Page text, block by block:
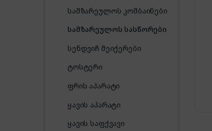
სამზარეულოს კომბაინები
სამზარეულოს სასწორები
სენდვიჩ მეიქერები
ტოსტერი
ფრის აპარატი
ყავის აპარატი
ყავის საფქვავი